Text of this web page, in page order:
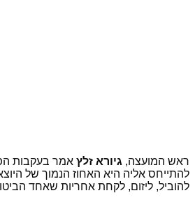
ראש המועצה, גיורא זלץ אמר בעקבות
להתייחס אליה היא האחוז הנמוך של
להוביל, ליזום, לקחת אחריות שאחד